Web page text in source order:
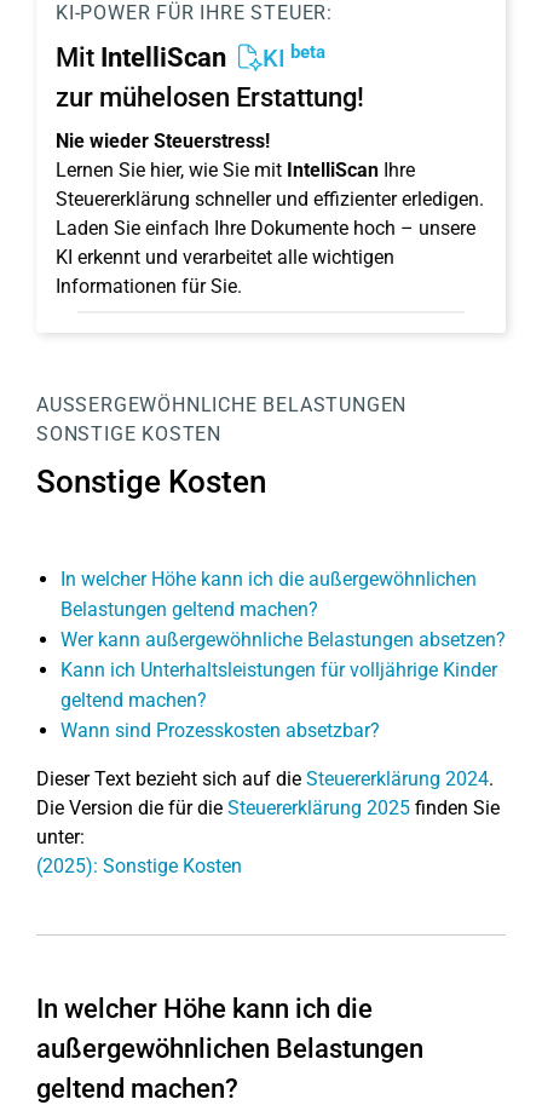
KI-POWER FÜR IHRE STEUER:
Mit IntelliScan KI beta
zur mühelosen Erstattung!
Nie wieder Steuerstress!
Lernen Sie hier, wie Sie mit IntelliScan Ihre
Steuererklärung schneller und effizienter erledigen.
Laden Sie einfach Ihre Dokumente hoch – unsere
KI erkennt und verarbeitet alle wichtigen
Informationen für Sie.
AUSSERGEWÖHNLICHE BELASTUNGEN
SONSTIGE KOSTEN
Sonstige Kosten
In welcher Höhe kann ich die außergewöhnlichen
Belastungen geltend machen?
Wer kann außergewöhnliche Belastungen absetzen?
Kann ich Unterhaltsleistungen für volljährige Kinder
geltend machen?
Wann sind Prozesskosten absetzbar?
Dieser Text bezieht sich auf die Steuererklärung 2024.
Die Version die für die Steuererklärung 2025 finden Sie
unter:
(2025): Sonstige Kosten
In welcher Höhe kann ich die
außergewöhnlichen Belastungen
geltend machen?